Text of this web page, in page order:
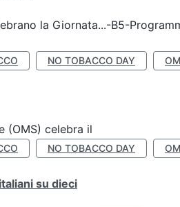
la Giornata...-B5-
NO TOBACCO DAY
(OMS) celebra il
NO TOBACCO DAY
su dieci